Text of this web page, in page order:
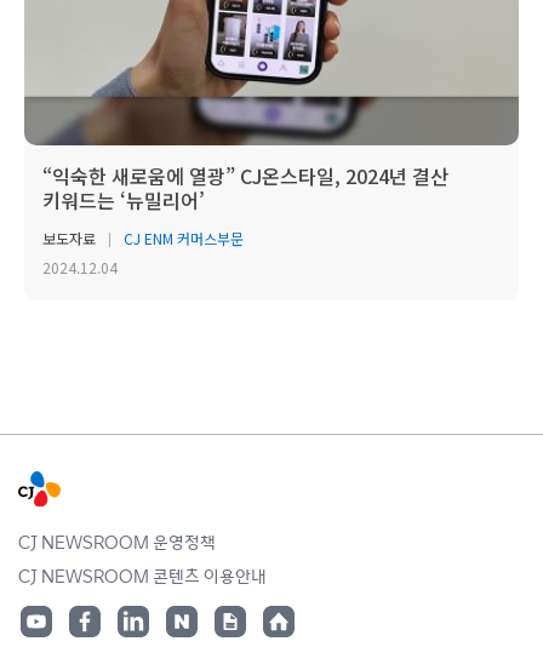
“익숙한 새로움에 열광” CJ온스타일, 2024년 결산
키워드는 ‘뉴밀리어’
보도자료
CJ ENM 커머스부문
2024.12.04
CJ NEWSROOM 운영정책
CJ NEWSROOM 콘텐츠 이용안내